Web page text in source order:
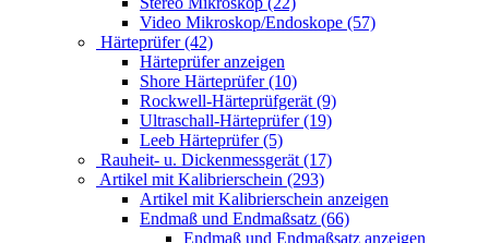
Video Mikroskop/Endoskope (57)
Härteprüfer (42)
Härteprüfer anzeigen
Shore Härteprüfer (10)
Rockwell-Härteprüfgerät (9)
Ultraschall-Härteprüfer (19)
Leeb Härteprüfer (5)
Rauheit- u. Dickenmessgerät (17)
Artikel mit Kalibrierschein (293)
Artikel mit Kalibrierschein anzeigen
Endmaß und Endmaßsatz (66)
Endmaß und Endmaßsatz anzeigen